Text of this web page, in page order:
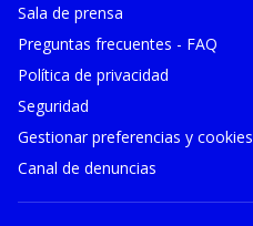
Sala de prensa
Preguntas frecuentes - FAQ
Política de privacidad
Seguridad
Gestionar preferencias y cookies
Canal de denuncias